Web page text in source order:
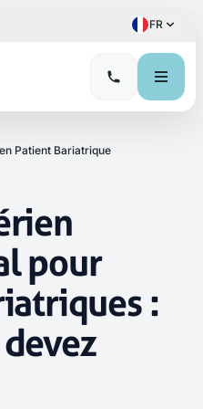
FR
Patient Bariatrique
pour
: